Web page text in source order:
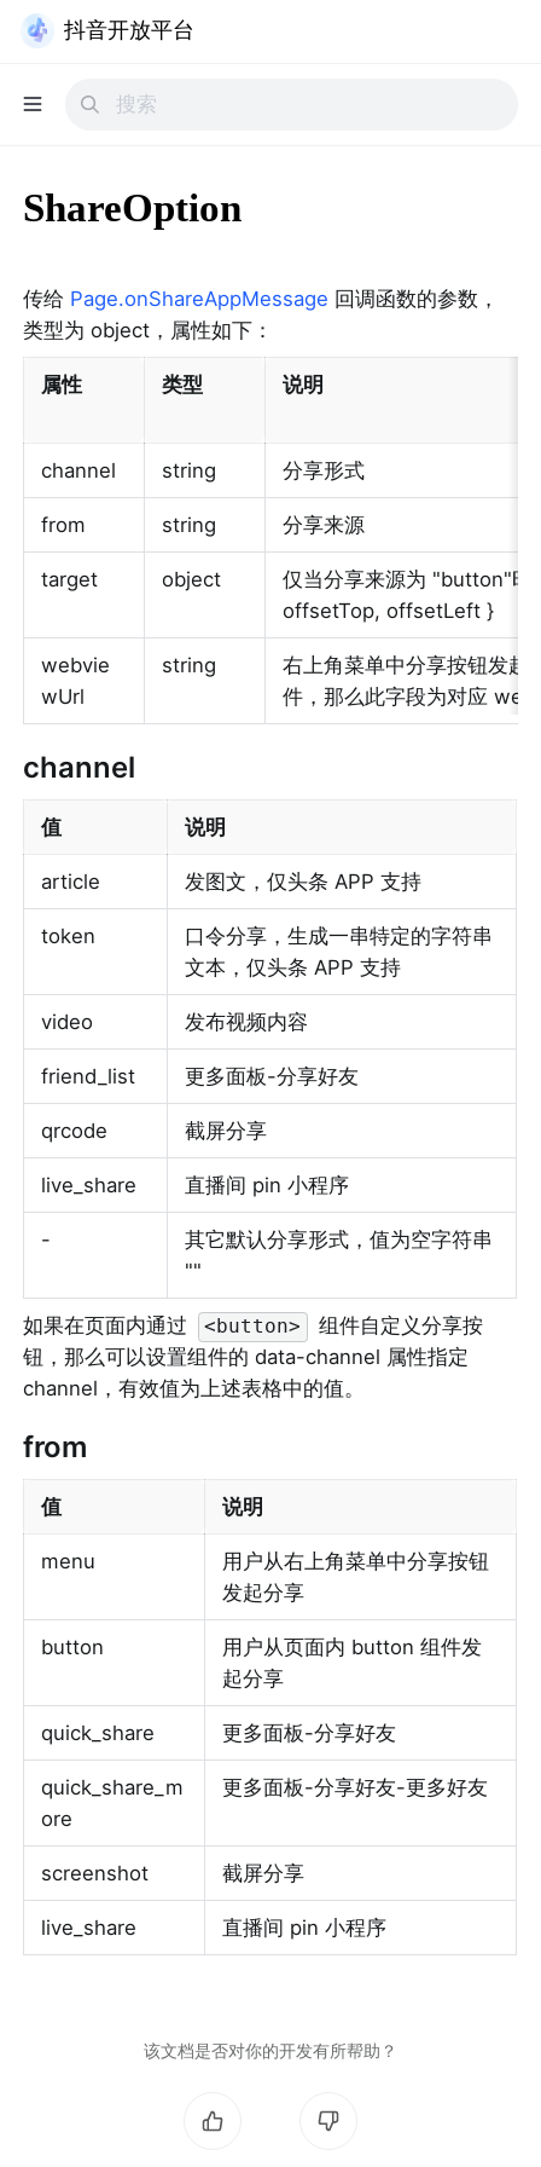
抖音开放平台
ShareOption
传给 Page.onShareAppMessage 回调函数的参数，
类型为 object，属性如下：
属性 类型 说明
channel string 分享形式
from string 分享来源
target object
仅当分享来源为 "button"
offsetTop, offsetLeft }
webvie
wUrl
string
右上角菜单中分享按钮发
件，那么此字段为对应
channel
值 说明
article 发图文，仅头条 APP 支持
token
口令分享，生成一串特定的字符串
文本，仅头条 APP 支持
video 发布视频内容
friend_list 更多面板-分享好友
qrcode 截屏分享
live_share 直播间 pin 小程序
-
其它默认分享形式，值为空字符串
""
如果在页面内通过 <button>
组件自定义分享按
钮，那么可以设置组件的 data-channel 属性指定
channel，有效值为上述表格中的值。
from
值 说明
menu
用户从右上角菜单中分享按钮
发起分享
button
用户从页面内 button 组件发
起分享
quick_share 更多面板-分享好友
quick_share_m
ore
更多面板-分享好友-更多好友
screenshot 截屏分享
live_share 直播间 pin 小程序
该文档是否对你的开发有所帮助？